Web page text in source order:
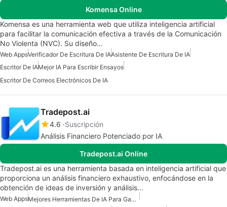
Komensa Online
Komensa es una herramienta web que utiliza inteligencia artificial
para facilitar la comunicación efectiva a través de la Comunicación
No Violenta (NVC). Su diseño…
Web AppsVerificador De Escritura De IAAsistente De Escritura De IA
Escritor De IAMejor IA Para Escribir Ensayos
Escritor De Correos Electrónicos De IA
Tradepost.ai
4.6 Suscripción
Análisis Financiero Potenciado por IA
Tradepost.ai Online
Tradepost.ai es una herramienta basada en inteligencia artificial que
proporciona un análisis financiero exhaustivo, enfocándose en la
obtención de ideas de inversión y análisis…
Web Apps
Mejores Herramientas De IA Para Ganar Dinero